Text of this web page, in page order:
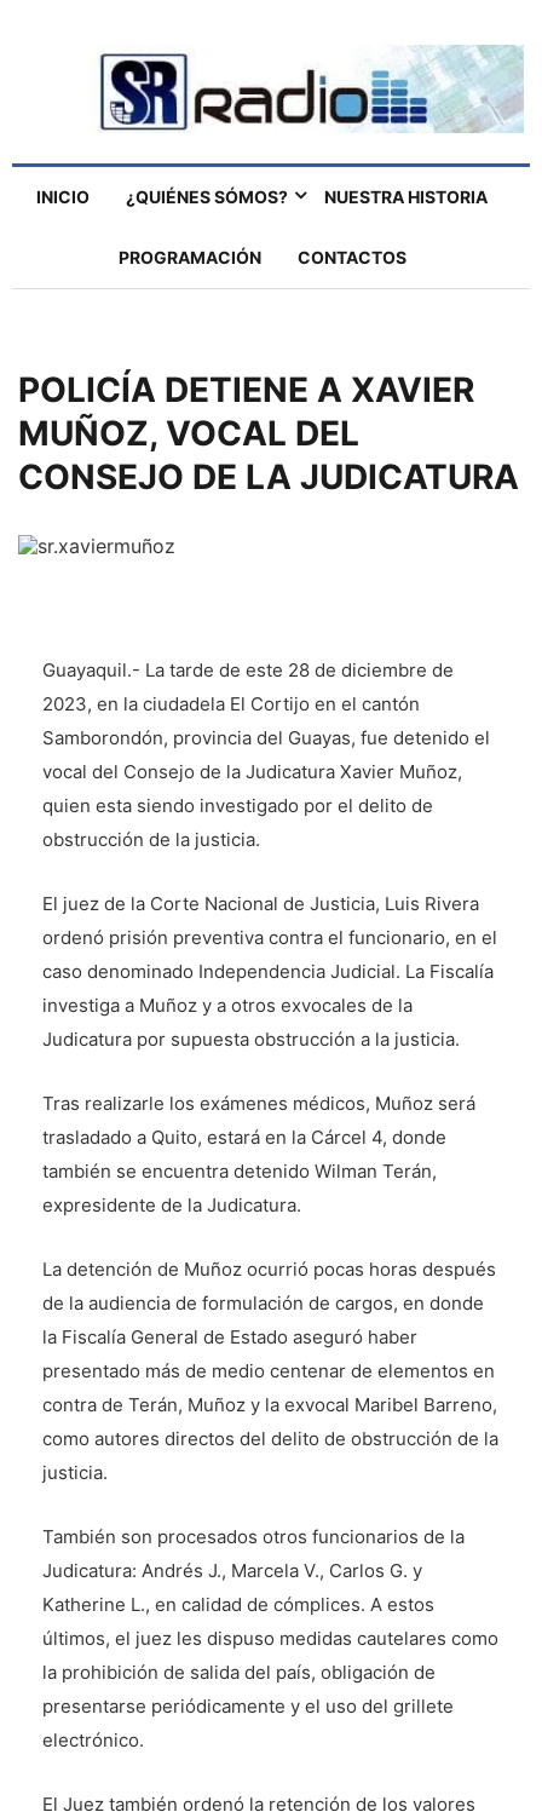
INICIO ¿QUIÉNES SÓMOS? NUESTRA HISTORIA
PROGRAMACIÓN CONTACTOS
POLICÍA DETIENE A XAVIER
MUÑOZ, VOCAL DEL
CONSEJO DE LA JUDICATURA
Guayaquil.- La tarde de este 28 de diciembre de
2023, en la ciudadela El Cortijo en el cantón
Samborondón, provincia del Guayas, fue detenido el
vocal del Consejo de la Judicatura Xavier Muñoz,
quien esta siendo investigado por el delito de
obstrucción de la justicia.
El juez de la Corte Nacional de Justicia, Luis Rivera
ordenó prisión preventiva contra el funcionario, en el
caso denominado Independencia Judicial. La Fiscalía
investiga a Muñoz y a otros exvocales de la
Judicatura por supuesta obstrucción a la justicia.
Tras realizarle los exámenes médicos, Muñoz será
trasladado a Quito, estará en la Cárcel 4, donde
también se encuentra detenido Wilman Terán,
expresidente de la Judicatura.
La detención de Muñoz ocurrió pocas horas después
de la audiencia de formulación de cargos, en donde
la Fiscalía General de Estado aseguró haber
presentado más de medio centenar de elementos en
contra de Terán, Muñoz y la exvocal Maribel Barreno,
como autores directos del delito de obstrucción de la
justicia.
También son procesados otros funcionarios de la
Judicatura: Andrés J., Marcela V., Carlos G. y
Katherine L., en calidad de cómplices. A estos
últimos, el juez les dispuso medidas cautelares como
la prohibición de salida del país, obligación de
presentarse periódicamente y el uso del grillete
electrónico.
El Juez también ordenó la retención de los valores